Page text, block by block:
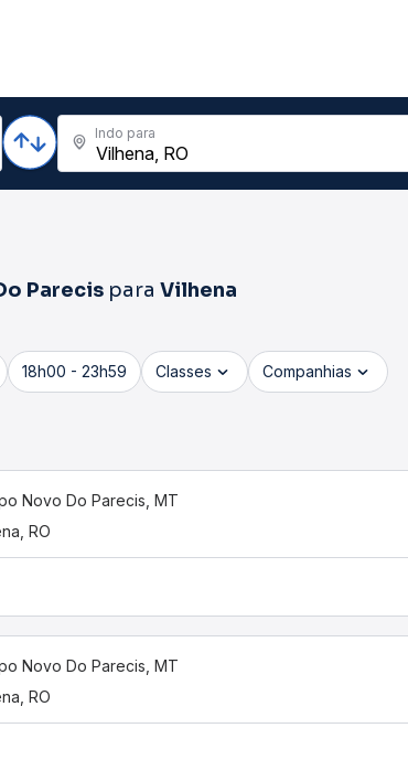
Indo para
Parecis para Vilhena
18h00 - 23h59 Classes Companhias
Novo Do Parecis, MT
RO
Novo Do Parecis, MT
RO